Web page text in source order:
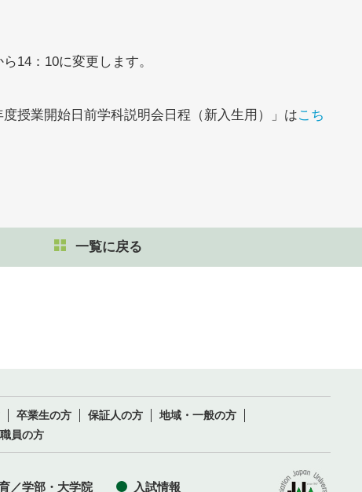
14：10に変更します。
授業開始日前学科説明会日程（新入生用）」はこち
一覧に戻る
卒業生の方 保証人の方
地域・一般の方
員の方
／学部・大学院 入試情報